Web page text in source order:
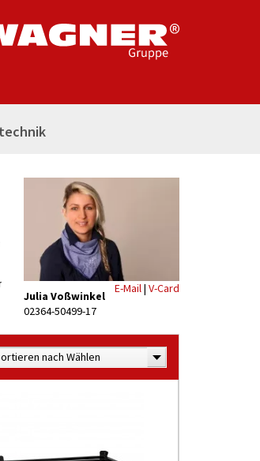
Julia Voßwinkel
02364-50499-17
E-Mail| V-Card
nach Wählen